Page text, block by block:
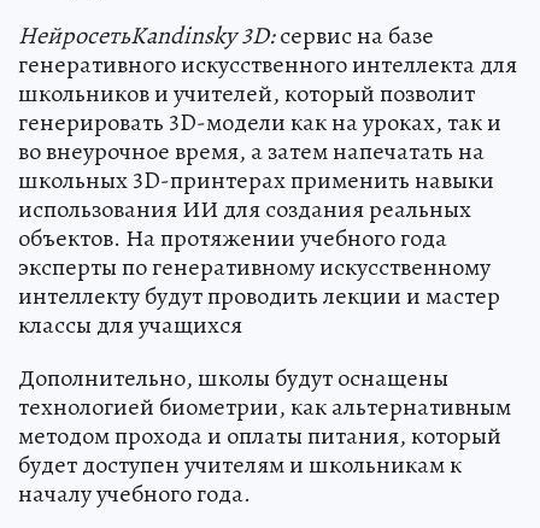
НейросетьKandinsky 3D:сервис на базе
генеративного искусственного интеллекта для
школьников и учителей, который позволит
генерировать 3D-модели как на уроках, так и
во внеурочное время, а затем напечатать на
школьных 3D-принтерах применить навыки
использования ИИ для создания реальных
объектов. На протяжении учебного года
эксперты по генеративному искусственному
интеллекту будут проводить лекции и мастер
классы для учащихся
Дополнительно, школы будут оснащены
технологией биометрии, как альтернативным
методом прохода и оплаты питания, который
будет доступен учителям и школьникам к
началу учебного года.